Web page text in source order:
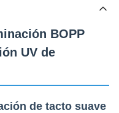
BOPP
UV de
de tacto suave